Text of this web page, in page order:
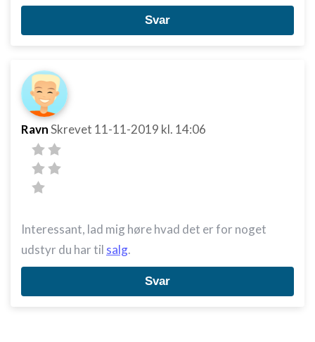
Svar
RavnSkrevet 11-11-2019 kl. 14:06
Interessant, lad mig høre hvad det er for noget
udstyr du har til salg.
Svar